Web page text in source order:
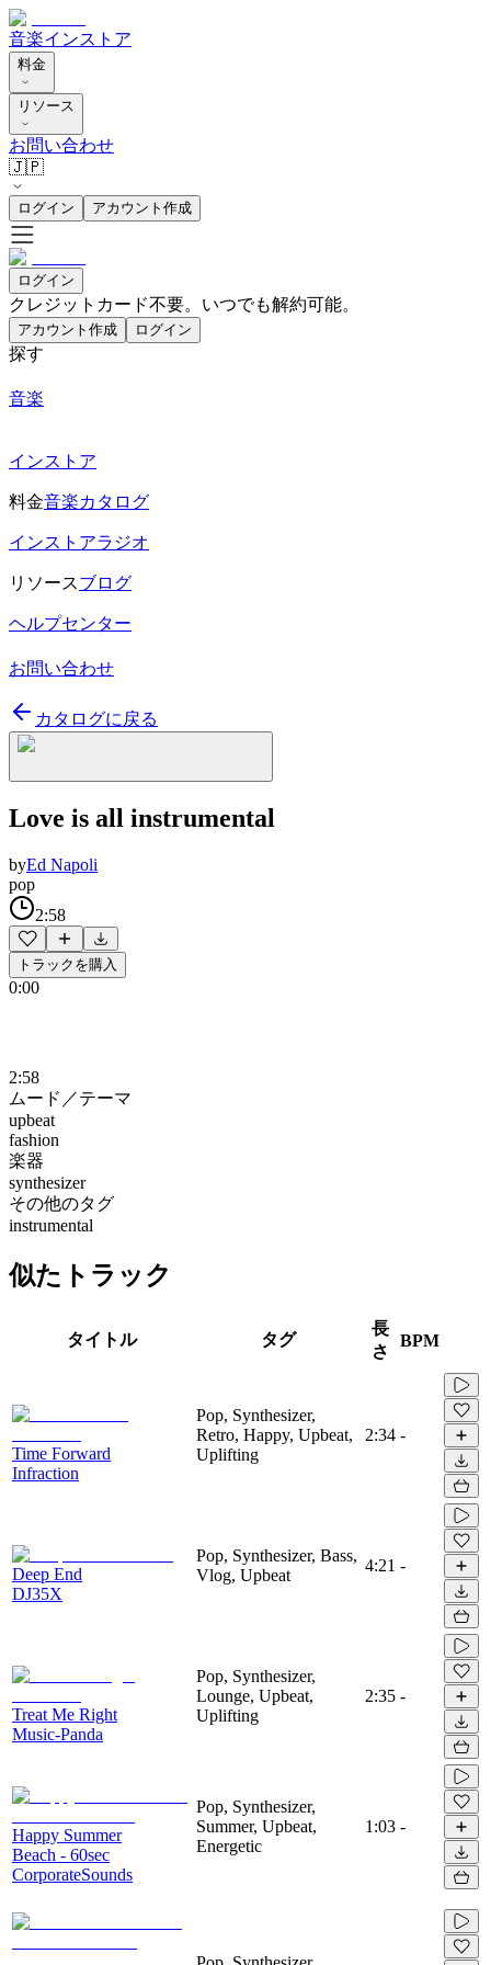
音楽インストア
料金
リソース
お問い合わせ
🇯🇵
ログイン アカウント作成
ログイン
クレジットカード不要。いつでも解約可能。
アカウント作成 ログイン
探す
音楽
インストア
料金音楽カタログ
インストアラジオ
リソースブログ
ヘルプセンター
お問い合わせ
カタログに戻る
Love is all instrumental
byEd Napoli
pop
2:58
トラックを購入
0:00
2:58
ムード／テーマ
upbeat
fashion
楽器
synthesizer
その他のタグ
instrumental
似たトラック
タイトル タグ
長
さ
BPM
Time Forward
Infraction
Pop, Synthesizer,
Retro, Happy, Upbeat,
Uplifting
2:34 -
Deep End
DJ35X
Pop, Synthesizer, Bass,
Vlog, Upbeat
4:21 -
Treat Me Right
Music-Panda
Pop, Synthesizer,
Lounge, Upbeat,
Uplifting
2:35 -
Happy Summer
Beach - 60sec
CorporateSounds
Pop, Synthesizer,
Summer, Upbeat,
Energetic
1:03 -